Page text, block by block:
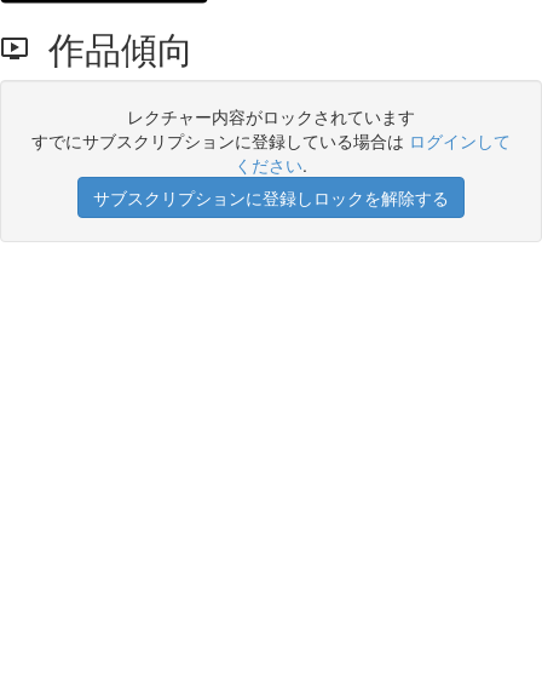
作品傾向
レクチャー内容がロックされています
すでにサブスクリプションに登録している場合は ログインして
ください.
サブスクリプションに登録しロックを解除する